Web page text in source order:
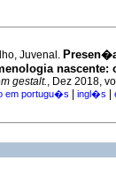
Juvenal.
nascente:
gestalt., Dez 2018,
em portugu�s ingl�s